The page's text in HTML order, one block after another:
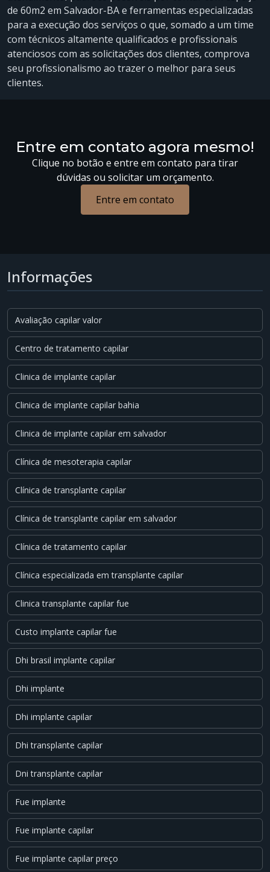
de 60m2 em Salvador-BA e ferramentas especializadas
para a execução dos serviços o que, somado a um time
com técnicos altamente qualificados e profissionais
atenciosos com as solicitações dos clientes, comprova
seu profissionalismo ao trazer o melhor para seus
clientes.
Entre em contato agora mesmo!
Clique no botão e entre em contato para tirar
dúvidas ou solicitar um orçamento.
Entre em contato
Informações
Avaliação capilar valor
Centro de tratamento capilar
Clinica de implante capilar
Clinica de implante capilar bahia
Clinica de implante capilar em salvador
Clínica de mesoterapia capilar
Clínica de transplante capilar
Clínica de transplante capilar em salvador
Clínica de tratamento capilar
Clínica especializada em transplante capilar
Clinica transplante capilar fue
Custo implante capilar fue
Dhi brasil implante capilar
Dhi implante
Dhi implante capilar
Dhi transplante capilar
Dni transplante capilar
Fue implante
Fue implante capilar
Fue implante capilar preço